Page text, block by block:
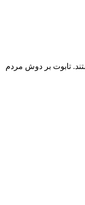
تابوت بر دوش مردم